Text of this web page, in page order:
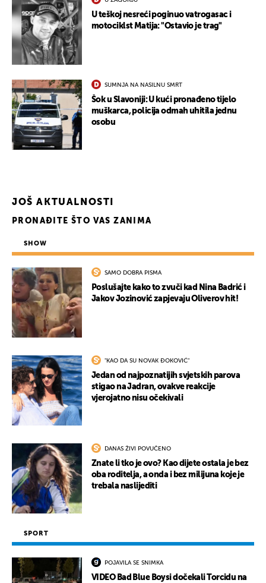
U teškoj nesreći poginuo vatrogasac i
motociklst Matija: "Ostavio je trag"
SUMNJA NA NASILNU SMRT
Šok u Slavoniji: U kući pronađeno tijelo
muškarca, policija odmah uhitila jednu
osobu
JOŠ AKTUALNOSTI
PRONAĐITE ŠTO VAS ZANIMA
SHOW
SAMO DOBRA PISMA
Poslušajte kako to zvuči kad Nina Badrić i
Jakov Jozinović zapjevaju Oliverov hit!
"KAO DA SU NOVAK ĐOKOVIĆ"
Jedan od najpoznatijih svjetskih parova
stigao na Jadran, ovakve reakcije
vjerojatno nisu očekivali
DANAS ŽIVI POVUČENO
Znate li tko je ovo? Kao dijete ostala je bez
oba roditelja, a onda i bez milijuna koje je
trebala naslijediti
SPORT
POJAVILA SE SNIMKA
VIDEO Bad Blue Boysi dočekali Torcidu na